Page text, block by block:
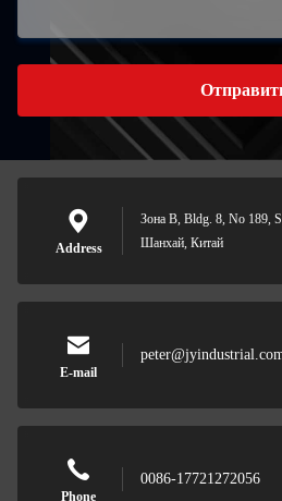
Address
Зона B, Bldg. 8, No 189,
Шанхай, Китай
E-mail
Phone
0086-17721272056